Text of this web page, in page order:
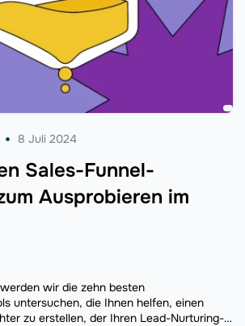
Sales-Funnel-
Ausprobieren im
8 Juli 2024
wir die zehn besten
untersuchen, die Ihnen helfen, einen
zu erstellen, der Ihren Lead-Nurturing-